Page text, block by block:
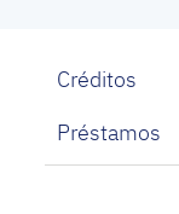
Créditos
Préstamos